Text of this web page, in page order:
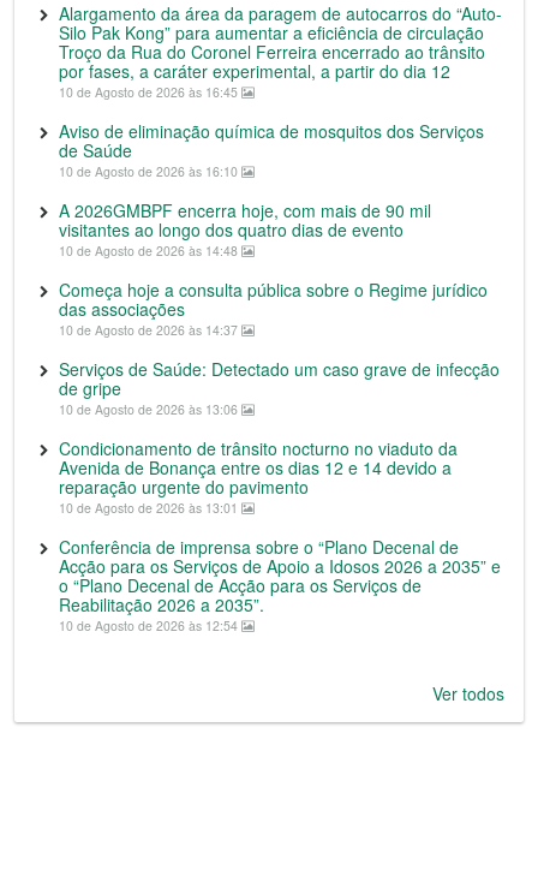
Alargamento da área da paragem de autocarros do “Auto-
Silo Pak Kong” para aumentar a eficiência de circulação
Troço da Rua do Coronel Ferreira encerrado ao trânsito
por fases, a caráter experimental, a partir do dia 12
10 de Agosto de 2026 às 16:45
Aviso de eliminação química de mosquitos dos Serviços
de Saúde
10 de Agosto de 2026 às 16:10
A 2026GMBPF encerra hoje, com mais de 90 mil
visitantes ao longo dos quatro dias de evento
10 de Agosto de 2026 às 14:48
Começa hoje a consulta pública sobre o Regime jurídico
das associações
10 de Agosto de 2026 às 14:37
Serviços de Saúde: Detectado um caso grave de infecção
de gripe
10 de Agosto de 2026 às 13:06
Condicionamento de trânsito nocturno no viaduto da
Avenida de Bonança entre os dias 12 e 14 devido a
reparação urgente do pavimento
10 de Agosto de 2026 às 13:01
Conferência de imprensa sobre o “Plano Decenal de
Acção para os Serviços de Apoio a Idosos 2026 a 2035” e
o “Plano Decenal de Acção para os Serviços de
Reabilitação 2026 a 2035”.
10 de Agosto de 2026 às 12:54
Ver todos